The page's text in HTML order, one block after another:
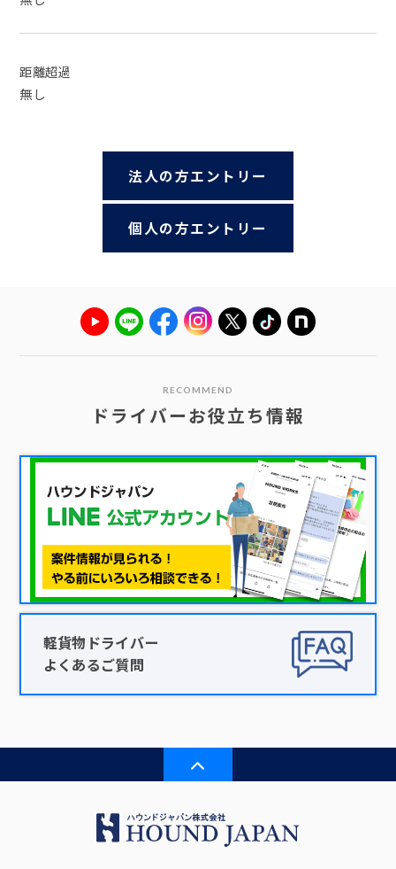
距離超過
無し
法人の方エントリー
個人の方エントリー
RECOMMEND
ドライバーお役立ち情報
軽貨物ドライバー
よくあるご質問